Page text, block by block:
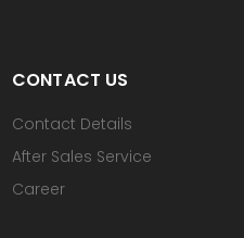
CONTACT US
Contact Details
After Sales Service
Career